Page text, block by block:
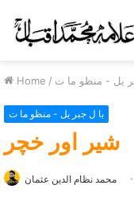
Home / یل - منظو ما ت
با ل جبر یل - منظو ما ت
شير اور خچر
محمد نظام الدین عثمان